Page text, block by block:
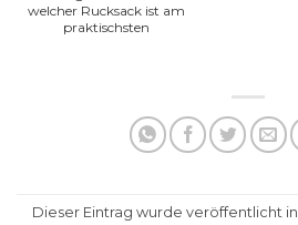
welcher Rucksack ist am
praktischsten
Dieser Eintrag wurde veröffentlicht in